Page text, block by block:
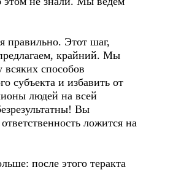
правильно. Этот шаг,
крайний. Мы
всяких способов
субъекта и избавить от
людей на всей
Вы
ложится на
после этого теракта